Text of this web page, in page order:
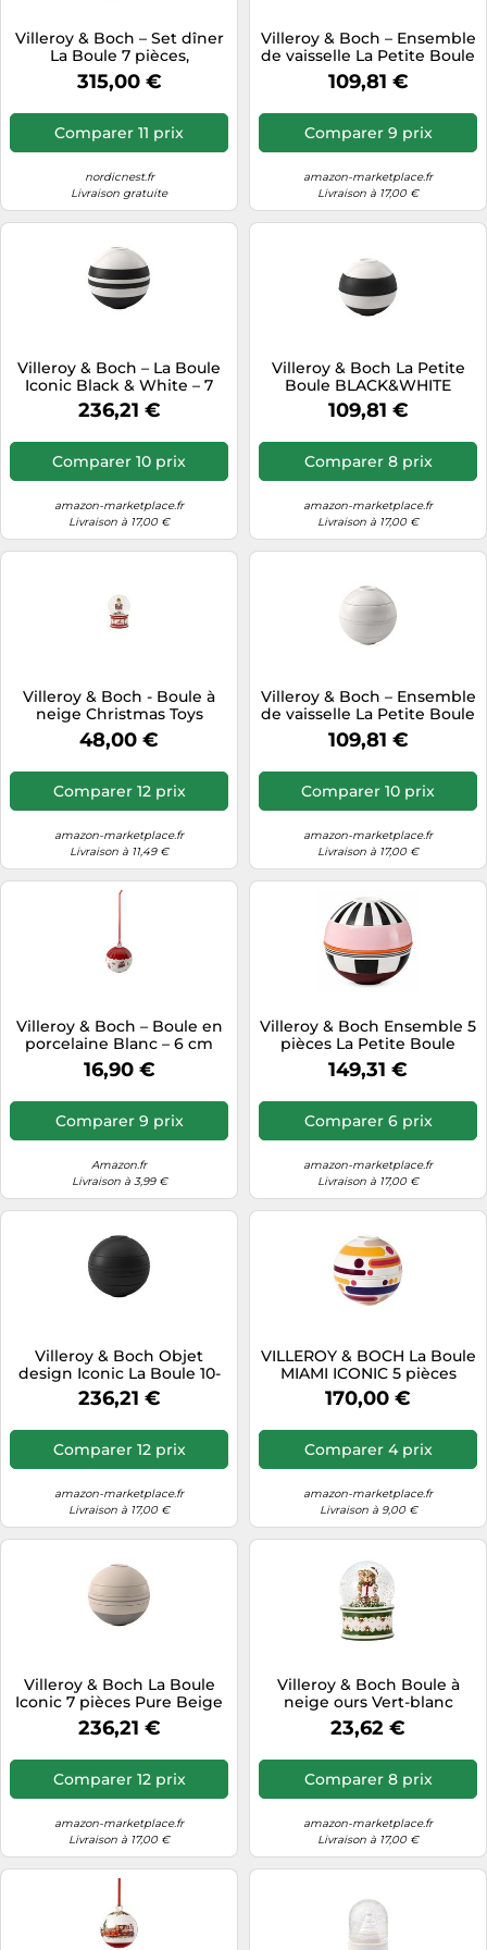
Tondeuses cheveux & barbe
Téléphonie
Téléviseurs
Télévision & vidéo
Électroménager
Villeroy & Boch – Set dîner
La Boule 7 pièces,
multicolore, lave-vaisselle &
micro-ondes, porcelaine
315,00 €
Comparer 11 prix
nordicnest.fr
Livraison gratuite
Villeroy & Boch – Ensemble
de vaisselle La Petite Boule
Black, 5 pièces Ø 14 cm,
noir
109,81 €
Comparer 9 prix
amazon-marketplace.fr
Livraison à 17,00 €
Villeroy & Boch – La Boule
Iconic Black & White – 7
pièces – blanc
236,21 €
Comparer 10 prix
amazon-marketplace.fr
Livraison à 17,00 €
Villeroy & Boch La Petite
Boule BLACK&WHITE
ICONIC 5 pièces noir
109,81 €
Comparer 8 prix
amazon-marketplace.fr
Livraison à 17,00 €
Villeroy & Boch - Boule à
neige Christmas Toys
Casse-noisette - Grande
multicolore
48,00 €
Comparer 12 prix
amazon-marketplace.fr
Livraison à 11,49 €
Villeroy & Boch – Ensemble
de vaisselle La Petite Boule
White Iconic 5 pièces
porcelaine 14 cm blanc
109,81 €
Comparer 10 prix
amazon-marketplace.fr
Livraison à 17,00 €
Villeroy & Boch – Boule en
porcelaine Blanc – 6 cm
16,90 €
Comparer 9 prix
Amazon.fr
Livraison à 3,99 €
Villeroy & Boch Ensemble 5
pièces La Petite Boule
MEMPHIS ICONIC
multicolore
149,31 €
Comparer 6 prix
amazon-marketplace.fr
Livraison à 17,00 €
Villeroy & Boch Objet
design Iconic La Boule 10-
1665-9094, porcelaine, lave-
vaisselle, noir
236,21 €
Comparer 12 prix
amazon-marketplace.fr
Livraison à 17,00 €
VILLEROY & BOCH La Boule
MIAMI ICONIC 5 pièces
multicolore
170,00 €
Comparer 4 prix
amazon-marketplace.fr
Livraison à 9,00 €
Villeroy & Boch La Boule
Iconic 7 pièces Pure Beige
crème
236,21 €
Comparer 12 prix
amazon-marketplace.fr
Livraison à 17,00 €
Villeroy & Boch Boule à
neige ours Vert-blanc
23,62 €
Comparer 8 prix
amazon-marketplace.fr
Livraison à 17,00 €